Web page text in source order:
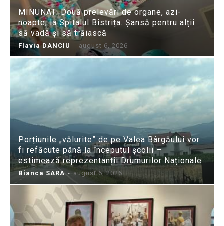
MINUNAT: Două prelevări de organe, azi-
noapte, la Spitalul Bistrița. Șansă pentru alții
să vadă și să trăiască
Flavia DANCIU - august 6, 2026
Porțiunile „vălurite” de pe Valea Bârgăului vor
fi refăcute până la începutul școlii –
estimează reprezentanții Drumurilor Naționale
Bianca SARA - august 6, 2026